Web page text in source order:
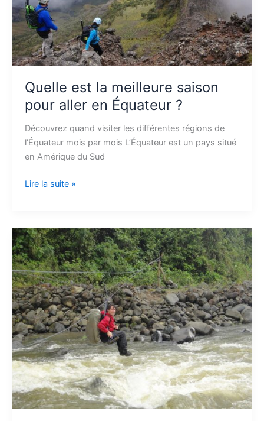
Quelle est la meilleure saison
pour aller en Équateur ?
Découvrez quand visiter les différentes régions de
l’Équateur mois par mois L’Équateur est un pays situé
en Amérique du Sud
pour
aller
en
Équateur
?
Lire la suite »
Voyage
Trek
en
Équateur
–
Lloa
Mindo